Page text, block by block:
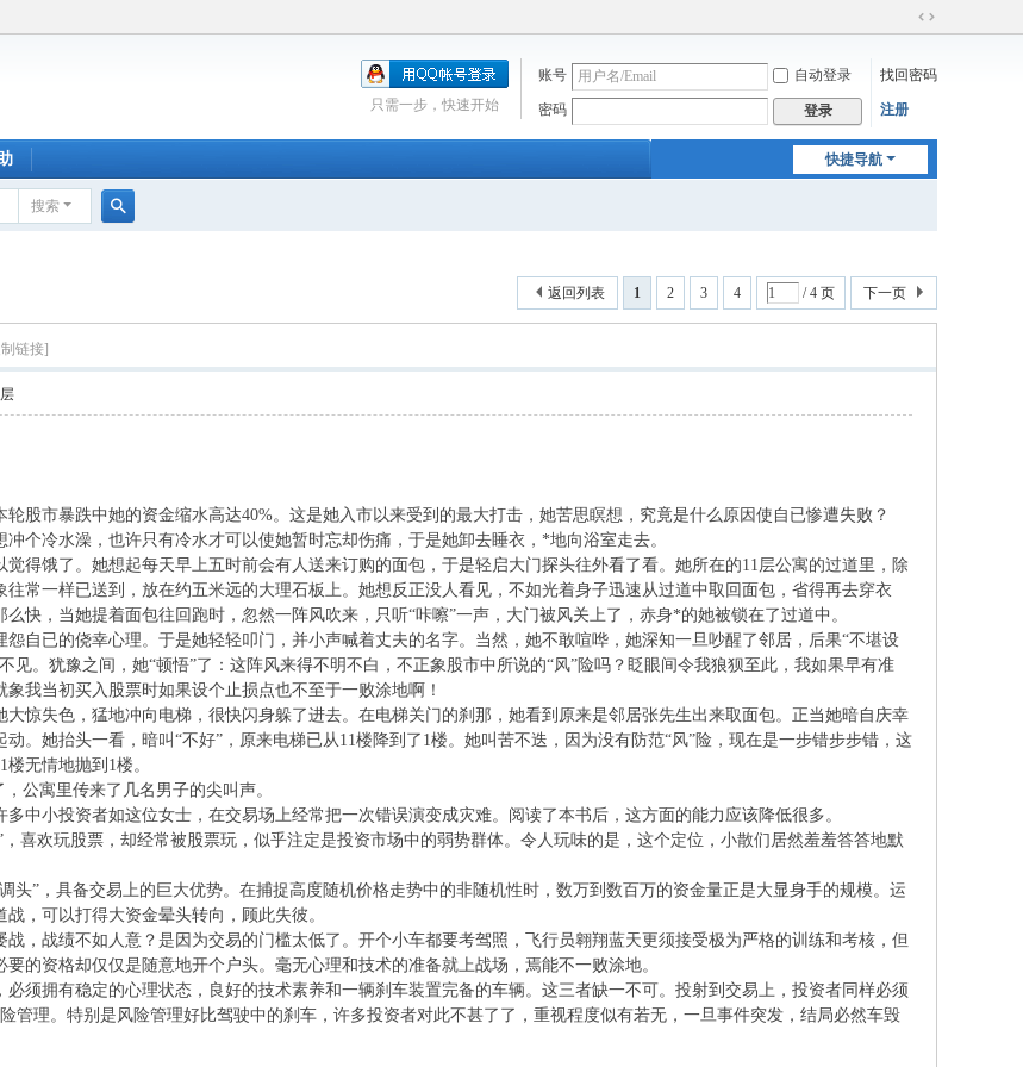
切
到
账号 自动登录 找回密码
密码 登录 注册
只需一步，快速开始
快捷导航
搜索
1 2 3 4 / 4 页 下一页
返回列表
链接]
股市暴跌中她的资金缩水高达40%。这是她入市以来受到的最大打击，她苦思瞑想，究竟是什么原因使自已惨遭失败？
个冷水澡，也许只有冷水才可以使她暂时忘却伤痛，于是她卸去睡衣，*地向浴室走去。
得饿了。她想起每天早上五时前会有人送来订购的面包，于是轻启大门探头往外看了看。她所在的11层公寓的过道里，除
常一样已送到，放在约五米远的大理石板上。她想反正没人看见，不如光着身子迅速从过道中取回面包，省得再去穿衣
快，当她提着面包往回跑时，忽然一阵风吹来，只听“咔嚓”一声，大门被风关上了，赤身*的她被锁在了过道中。
自已的侥幸心理。于是她轻轻叩门，并小声喊着丈夫的名字。当然，她不敢喧哗，她深知一旦吵醒了邻居，后果“不堪设
见。犹豫之间，她“顿悟”了：这阵风来得不明不白，不正象股市中所说的“风”险吗？眨眼间令我狼狈至此，我如果早有准
我当初买入股票时如果设个止损点也不至于一败涂地啊！
惊失色，猛地冲向电梯，很快闪身躲了进去。在电梯关门的刹那，她看到原来是邻居张先生出来取面包。正当她暗自庆幸
。她抬头一看，暗叫“不好”，原来电梯已从11楼降到了1楼。她叫苦不迭，因为没有防范“风”险，现在是一步错步步错，这
无情地抛到1楼。
公寓里传来了几名男子的尖叫声。
中小投资者如这位女士，在交易场上经常把一次错误演变成灾难。阅读了本书后，这方面的能力应该降低很多。
，喜欢玩股票，却经常被股票玩，似乎注定是投资市场中的弱势群体。令人玩味的是，这个定位，小散们居然羞羞答答地默
头”，具备交易上的巨大优势。在捕捉高度随机价格走势中的非随机性时，数万到数百万的资金量正是大显身手的规模。运
，可以打得大资金晕头转向，顾此失彼。
，战绩不如人意？是因为交易的门槛太低了。开个小车都要考驾照，飞行员翱翔蓝天更须接受极为严格的训练和考核，但
的资格却仅仅是随意地开个户头。毫无心理和技术的准备就上战场，焉能不一败涂地。
须拥有稳定的心理状态，良好的技术素养和一辆刹车装置完备的车辆。这三者缺一不可。投射到交易上，投资者同样必须
管理。特别是风险管理好比驾驶中的刹车，许多投资者对此不甚了了，重视程度似有若无，一旦事件突发，结局必然车毁